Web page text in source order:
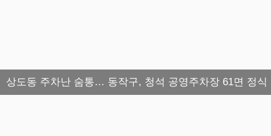
상도동 주차난 숨통… 동작구, 청석 공영주차장 61면 정식